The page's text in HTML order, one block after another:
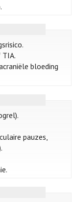
TIA.
bloeding
pauzes,